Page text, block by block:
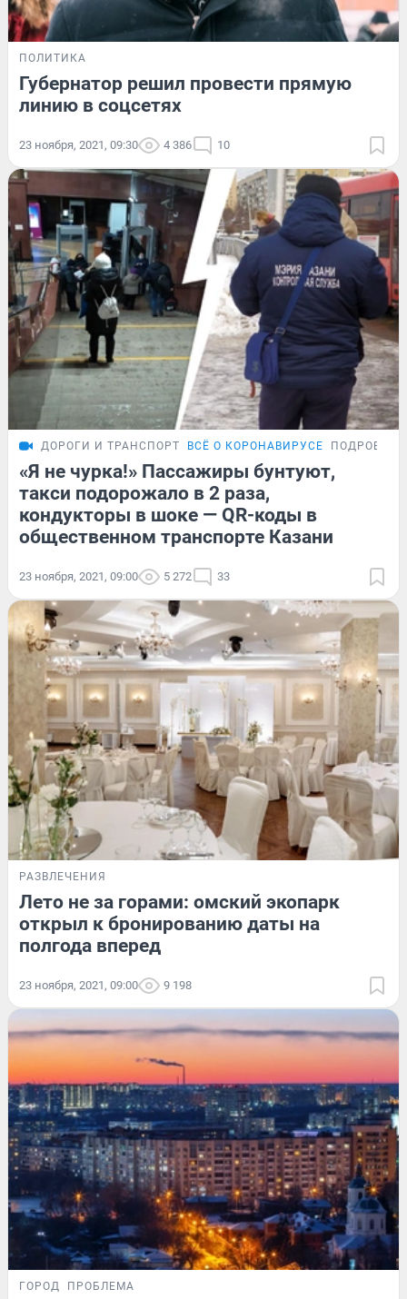
ПОЛИТИКА
Губернатор решил провести прямую
линию в соцсетях
23 ноября, 2021, 09:30 4 386 10
ДОРОГИ И ТРАНСПОРТ ВСЁ О КОРОНАВИРУСЕ
«Я не чурка!» Пассажиры бунтуют,
такси подорожало в 2 раза,
кондукторы в шоке — QR-коды в
общественном транспорте Казани
23 ноября, 2021, 09:00 5 272 33
РАЗВЛЕЧЕНИЯ
Лето не за горами: омский экопарк
открыл к бронированию даты на
полгода вперед
23 ноября, 2021, 09:00 9 198
ГОРОД ПРОБЛЕМА